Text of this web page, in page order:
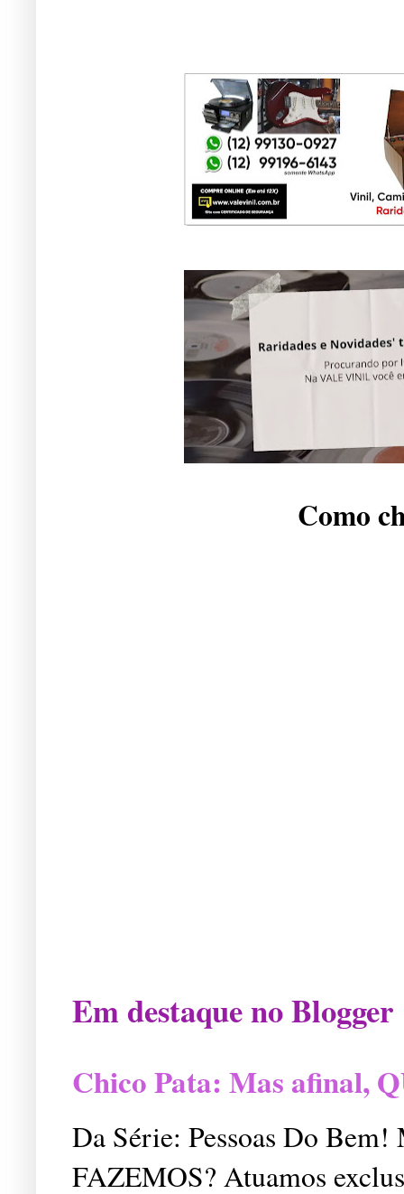
Como
Em destaque no Blogger
Chico Pata: Mas afinal,
Da Série: Pessoas Do
FAZEMOS? Atuamos